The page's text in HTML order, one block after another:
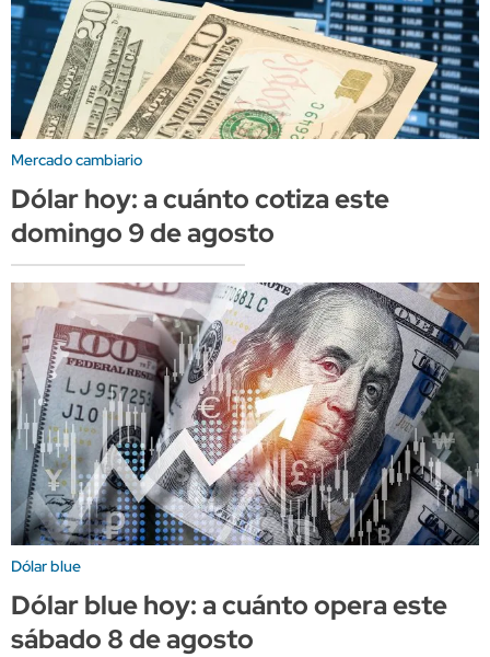
Mercado cambiario
Dólar hoy: a cuánto cotiza este
domingo 9 de agosto
Dólar blue
Dólar blue hoy: a cuánto opera este
sábado 8 de agosto